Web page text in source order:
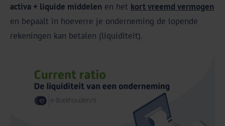
activa + liquide middelen en het kort vreemd vermogen
en bepaalt in hoeverre je onderneming de lopende
rekeningen kan betalen (liquiditeit).